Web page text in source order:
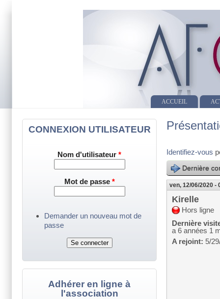
ACCUEIL
Identifiez-vous
Dernière
ven, 12/06/2020 -
Kirelle
Hors ligne
Dernière
a 6 années 1
A rejoint: 5/
CONNEXION UTILISATEUR
Nom d'utilisateur *
Mot de passe *
Demander un nouveau mot de
passe
Adhérer en ligne à
l'association